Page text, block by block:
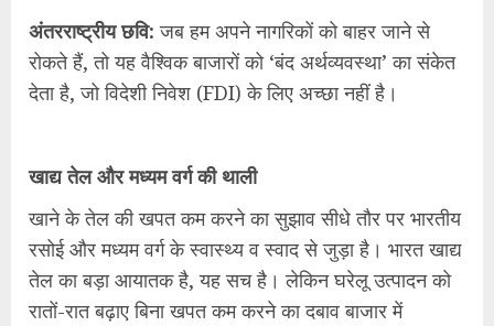
अंतरराष्ट्रीय छवि: जब हम अपने नागरिकों को बाहर जाने से
रोकते हैं, तो यह वैश्विक बाजारों को ‘बंद अर्थव्यवस्था’ का संकेत
देता है, जो विदेशी निवेश (FDI) के लिए अच्छा नहीं है।
खाद्य तेल और मध्यम वर्ग की थाली
खाने के तेल की खपत कम करने का सुझाव सीधे तौर पर भारतीय
रसोई और मध्यम वर्ग के स्वास्थ्य व स्वाद से जुड़ा है। भारत खाद्य
तेल का बड़ा आयातक है, यह सच है। लेकिन घरेलू उत्पादन को
रातों-रात बढ़ाए बिना खपत कम करने का दबाव बाजार में